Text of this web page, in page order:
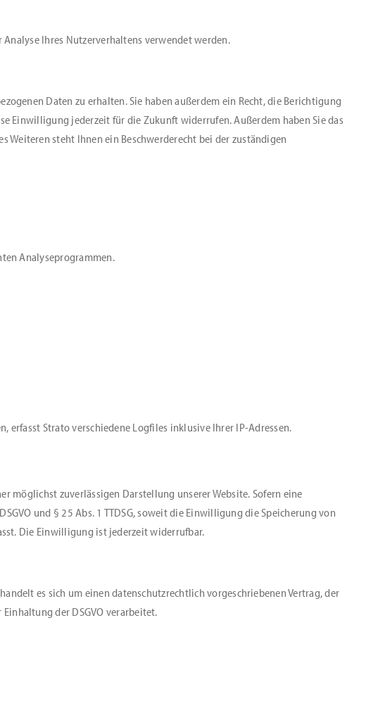
Ihres Nutzerverhaltens verwendet werden.
Daten zu erhalten. Sie haben außerdem ein Recht, die Berichtigung
Einwilligung jederzeit für die Zukunft widerrufen. Außerdem haben Sie das
Weiteren steht Ihnen ein Beschwerderecht bei der zuständigen
Analyseprogrammen.
erfasst Strato verschiedene Logfiles inklusive Ihrer IP-Adressen.
möglichst zuverlässigen Darstellung unserer Website. Sofern eine
und § 25 Abs. 1 TTDSG, soweit die Einwilligung die Speicherung von
Die Einwilligung ist jederzeit widerrufbar.
es sich um einen datenschutzrechtlich vorgeschriebenen Vertrag, der
der DSGVO verarbeitet.